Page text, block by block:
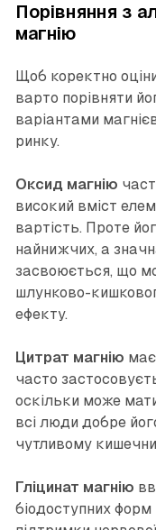
Порівняння з
магнію
Щоб коректно
варто порівняти
варіантами
ринку.
Оксид магнію
високий вміст
вартість. Проте
найнижчих, а
засвоюється, що
шлунково-
ефекту.
Цитрат магнію
часто
оскільки може
всі люди добре
чутливому
Гліцинат магнію
біодоступних